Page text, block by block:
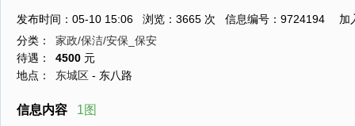
发布时间：05-10 15:06 浏览：3665 次 信息编号：9724194
加
分类：
家政/保洁/安保_保安
待遇：
4500 元
地点：
东城区 - 东八路
信息内容 1图